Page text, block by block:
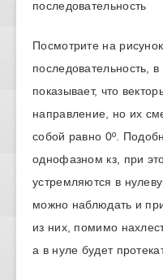
последовательность
Посмотрите на
последовательность, в
показывает, что
направление, но их
собой равно 0º.
однофазном кз, при
устремляются в
можно наблюдать и
из них, помимо
а в нуле будет